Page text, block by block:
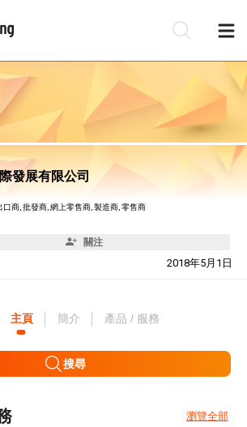
發展有限公司
口商, 批發商, 網上零售商, 製造商, 零售商
關注
2018年5月1日
主頁 簡介 產品 / 服務
搜尋
瀏覽全部